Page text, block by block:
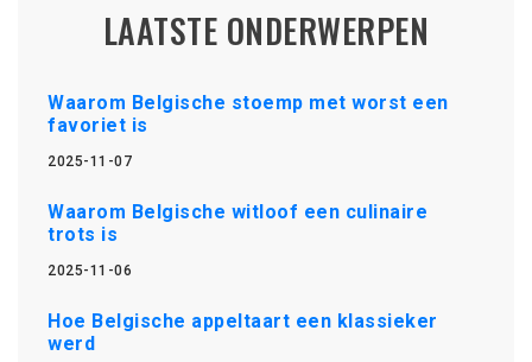
LAATSTE ONDERWERPEN
Waarom Belgische stoemp met worst een
favoriet is
2025-11-07
Waarom Belgische witloof een culinaire
trots is
2025-11-06
Hoe Belgische appeltaart een klassieker
werd